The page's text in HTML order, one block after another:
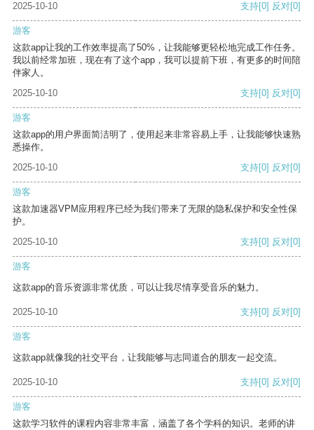
2025-10-10 支持[0] 反对[0]
游客
这款app让我的工作效率提高了50%，让我能够更轻松地完成工作任务。
我以前经常加班，现在有了这个app，我可以提前下班，有更多的时间陪
伴家人。
2025-10-10
支持[0] 反对[0]
游客
这款app的用户界面简洁明了，使用起来非常容易上手，让我能够快速熟
悉操作。
2025-10-10
支持[0] 反对[0]
游客
这款加速器VPM应用程序已经为我们带来了无限的隐私保护和安全性保
护。
2025-10-10
支持[0] 反对[0]
游客
这款app的音乐资源非常优质，可以让我尽情享受音乐的魅力。
2025-10-10 支持[0] 反对[0]
游客
这款app就像我的社交平台，让我能够与志同道合的朋友一起交流。
2025-10-10 支持[0] 反对[0]
游客
这款学习软件的课程内容非常丰富，涵盖了各个学科的知识。老师的讲